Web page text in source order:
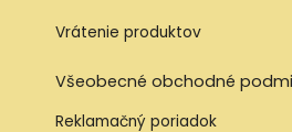
Vrátenie produktov
Všeobecné obchodné
Reklamačný poriadok